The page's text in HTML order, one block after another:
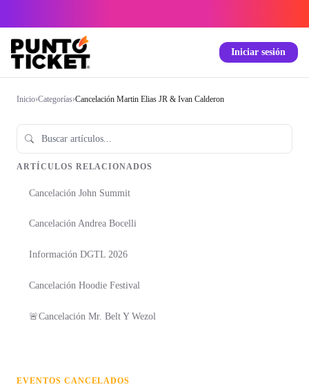
Iniciar sesión
Inicio›Categorías›Cancelación Martin Elias JR & Ivan Calderon
ARTÍCULOS RELACIONADOS
Cancelación John Summit
Cancelación Andrea Bocelli
Información DGTL 2026
Cancelación Hoodie Festival
🚨Cancelación Mr. Belt Y Wezol
EVENTOS CANCELADOS